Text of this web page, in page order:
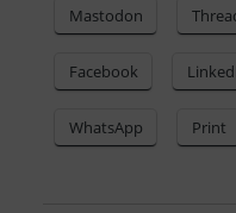
Mastodon
Facebook
WhatsApp Print